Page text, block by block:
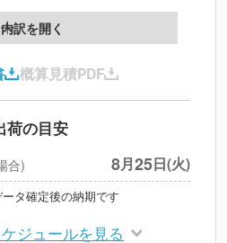
離島 別途
円
※上記小計は税別です
内訳を開く
概算見積PDF
荷の目安
合) 8月25日(火)
タ確定後の納期です
ジュールを見る